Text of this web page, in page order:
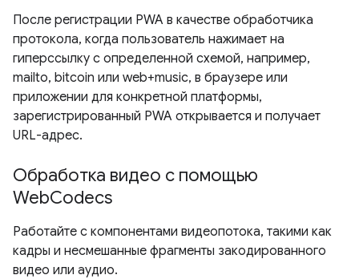
После регистрации PWA в качестве обработчика
протокола, когда пользователь нажимает на
гиперссылку с определенной схемой, например,
mailto, bitcoin или web+music, в браузере или
приложении для конкретной платформы,
зарегистрированный PWA открывается и получает
URL-адрес.
Обработка видео с помощью
WebCodecs
Работайте с компонентами видеопотока, такими как
кадры и несмешанные фрагменты закодированного
видео или аудио.